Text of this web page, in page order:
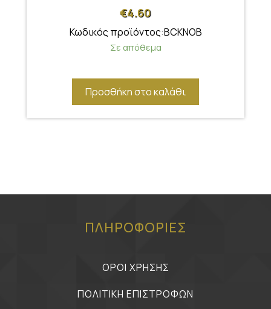
€4.60
Κωδικός προϊόντος:BCKNOB
Σε απόθεμα
Προσθήκη στο καλάθι
ΠΛΗΡΟΦΟΡΙΕΣ
ΟΡΟΙ ΧΡΗΣΗΣ
ΠΟΛΙΤΙΚΗ ΕΠΙΣΤΡΟΦΩΝ